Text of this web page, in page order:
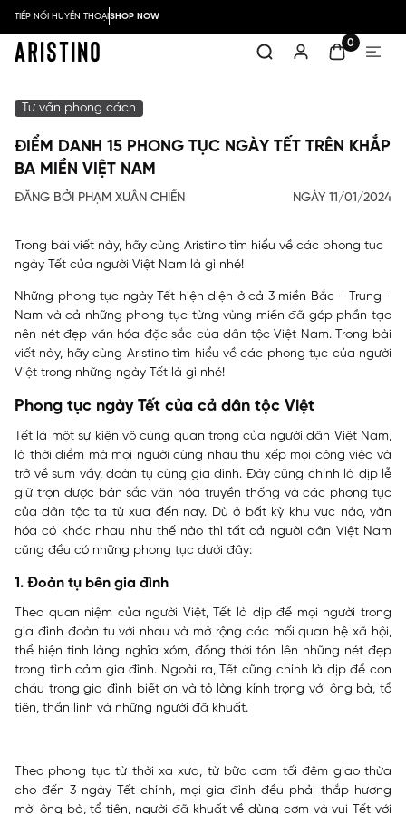
TIẾP NỐI HUYỀN THOẠISHOP NOW
0
Tư vấn phong cách
ĐIỂM DANH 15 PHONG TỤC NGÀY TẾT TRÊN KHẮP
BA MIỀN VIỆT NAM
ĐĂNG BỞI PHẠM XUÂN CHIẾN NGÀY 11/01/2024
Trong bài viết này, hãy cùng Aristino tìm hiểu về các phong tục
ngày Tết của người Việt Nam là gì nhé!
Những phong tục ngày Tết hiện diện ở cả 3 miền Bắc - Trung -
Nam và cả những phong tục từng vùng miền đã góp phần tạo
nên nét đẹp văn hóa đặc sắc của dân tộc Việt Nam. Trong bài
viết này, hãy cùng Aristino tìm hiểu về các phong tục của người
Việt trong những ngày Tết là gì nhé!
Phong tục ngày Tết của cả dân tộc Việt
Tết là một sự kiện vô cùng quan trọng của người dân Việt Nam,
là thời điểm mà mọi người cùng nhau thu xếp mọi công việc và
trở về sum vầy, đoàn tụ cùng gia đình. Đây cũng chính là dịp lễ
giữ trọn được bản sắc văn hóa truyền thống và các phong tục
của dân tộc ta từ xưa đến nay. Dù ở bất kỳ khu vực nào, văn
hóa có khác nhau như thế nào thì tất cả người dân Việt Nam
cũng đều có những phong tục dưới đây:
1. Đoàn tụ bên gia đình
Theo quan niệm của người Việt, Tết là dịp để mọi người trong
gia đình đoàn tụ với nhau và mở rộng các mối quan hệ xã hội,
thể hiện tình làng nghĩa xóm, đồng thời tôn lên những nét đẹp
trong tình cảm gia đình. Ngoài ra, Tết cũng chính là dịp để con
cháu trong gia đình biết ơn và tỏ lòng kính trọng với ông bà, tổ
tiên, thần linh và những người đã khuất.
Theo phong tục từ thời xa xưa, từ bữa cơm tối đêm giao thừa
cho đến 3 ngày Tết chính, mọi gia đình đều phải thắp hương
mời ông bà, tổ tiên, người đã khuất về dùng cơm và vui Tết với